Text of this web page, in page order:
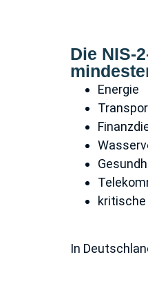
Die NIS-
Energie
In